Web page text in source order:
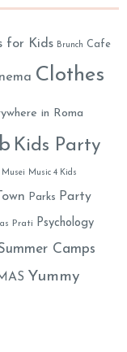
for Kids Brunch Cafe
Clothes
in Roma
Kids Party
Musei Music 4 Kids
Parks
Party
Prati Psychology
Camps
Yummy